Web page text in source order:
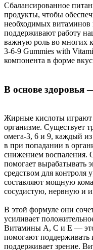
Сбалансированное
продукты, чтобы
необходимых
поддерживают работу
важную роль во многих
3-6-9 Gummies with
компонента в форме
В основе здоровья
Жирные кислоты играют
организме. Существует
омега-3, 6 и 9, каждый
в при попадании в
снижением воспаления.
помогает вырабатывать
средством для контроля
составляют мощную
сосудистую, нервную и
В этой формуле они
усиливает
Витамины A, C и E —
помогают
поддерживает зрение.